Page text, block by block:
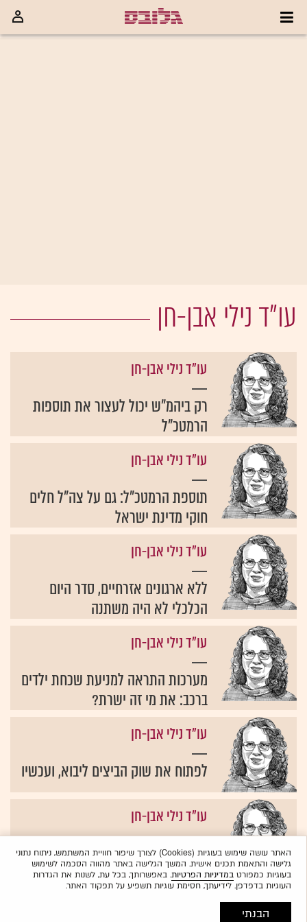
עו"ד נילי אבן-חן
עו"ד נילי אבן-חן
רק ביהמ"ש יכול לעצור את תוספות
הרמטכ"ל
עו"ד נילי אבן-חן
תוספת הרמטכ”ל: גם על צה”ל חלים
חוקי מדינת ישראל
עו"ד נילי אבן-חן
ללא ארגונים אזרחיים, סדר היום
הכלכלי לא היה משתנה
עו"ד נילי אבן-חן
מערכות התראה למניעת שכחת ילדים
ברכב: את מי זה ישרת?
עו"ד נילי אבן-חן
לפתוח את שוק הביצים ליבוא, ועכשיו
עו"ד נילי אבן-חן
דעה: מועצות הייצור החקלאיות
פוגעות לנו בכיס
האתר עושה שימוש בעוגיות (Cookies) לצורך שיפור חוויית המשתמש, ניתוח נתוני
גלישה והתאמת תכנים אישית. המשך הגלישה באתר מהווה הסכמה לשימוש
בעוגיות כמפורטבמדיניות הפרטיות. באפשרותך, בכל עת, לשנות את הגדרות
העוגיות בדפדפן. לידיעתך, חסימת עוגיות תשפיע על תפקוד האתר.
הבנתי